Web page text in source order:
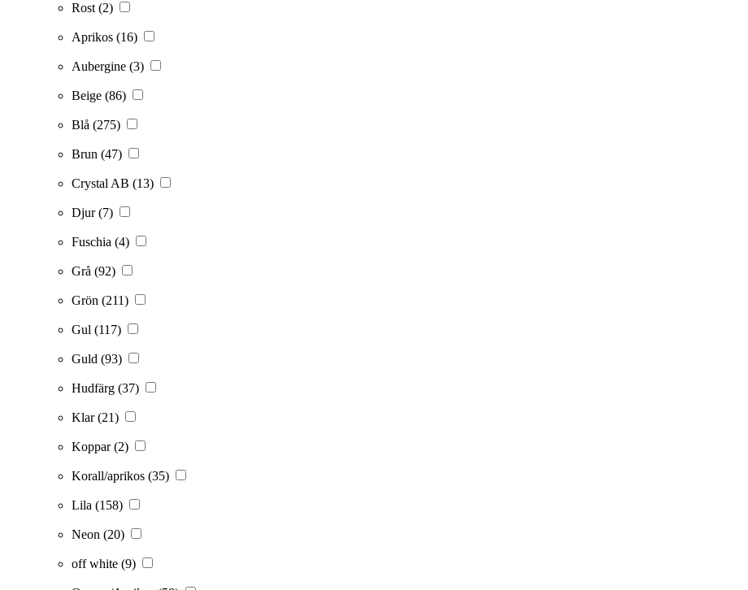
Rost (2)
Aprikos (16)
Aubergine (3)
Beige (86)
Blå (275)
Brun (47)
Crystal AB (13)
Djur(7)
Fuschia (4)
Grå (92)
Grön (211)
Gul (117)
Guld (93)
Hudfärg (37)
Klar(21)
Koppar(2)
Korall/aprikos (35)
Lila (158)
Neon (20)
off white (9)